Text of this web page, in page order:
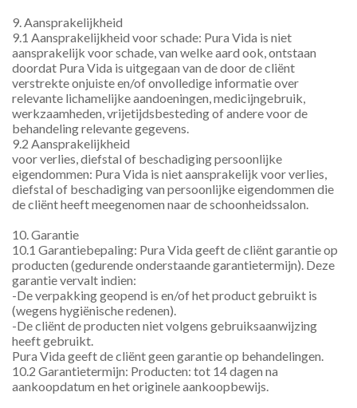
9. Aansprakelijkheid
9.1 Aansprakelijkheid voor schade: Pura Vida is niet
aansprakelijk voor schade, van welke aard ook, ontstaan
doordat Pura Vida is uitgegaan van de door de cliënt
verstrekte onjuiste en/of onvolledige informatie over
relevante lichamelijke aandoeningen, medicijngebruik,
werkzaamheden, vrijetijdsbesteding of andere voor de
behandeling relevante gegevens.
9.2 Aansprakelijkheid
voor verlies, diefstal of beschadiging persoonlijke
eigendommen: Pura Vida is niet aansprakelijk voor verlies,
diefstal of beschadiging van persoonlijke eigendommen die
de cliënt heeft meegenomen naar de schoonheidssalon.
10. Garantie
10.1 Garantiebepaling: Pura Vida geeft de cliënt garantie op
producten (gedurende onderstaande garantietermijn). Deze
garantie vervalt indien:
-De verpakking geopend is en/of het product gebruikt is
(wegens hygiënische redenen).
-De cliënt de producten niet volgens gebruiksaanwijzing
heeft gebruikt.
Pura Vida geeft de cliënt geen garantie op behandelingen.
10.2 Garantietermijn: Producten: tot 14 dagen na
aankoopdatum en het originele aankoopbewijs.